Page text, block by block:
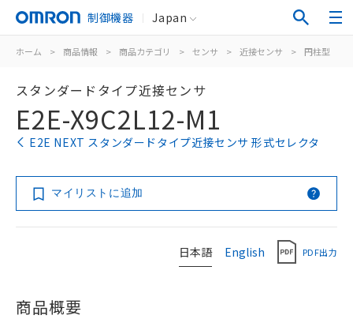
制御機器 Japan
ホーム > 商品情報 > 商品カテゴリ > センサ > 近接センサ > 円柱型
スタンダードタイプ近接センサ
E2E-X9C2L12-M1
E2E NEXT スタンダードタイプ近接センサ 形式セレクタ
マイリストに追加
日本語 English PDF出力
商品概要